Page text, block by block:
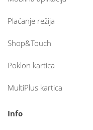
Plaćanje režija
Shop&Touch
Poklon kartica
MultiPlus kartica
Info